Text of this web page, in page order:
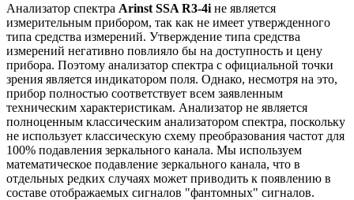
Анализатор спектра Arinst SSA R3-4i не является
измерительным прибором, так как не имеет утвержденного
типа средства измерений. Утверждение типа средства
измерений негативно повлияло бы на доступность и цену
прибора. Поэтому анализатор спектра с официальной точки
зрения является индикатором поля. Однако, несмотря на это,
прибор полностью соответствует всем заявленным
техническим характеристикам. Анализатор не является
полноценным классическим анализатором спектра, поскольку
не использует классическую схему преобразования частот для
100% подавления зеркального канала. Мы используем
математическое подавление зеркального канала, что в
отдельных редких случаях может приводить к появлению в
составе отображаемых сигналов "фантомных" сигналов.